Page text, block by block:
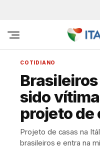
COTIDIANO
sido
projeto de
Projeto de casas na
brasileiros e entra na